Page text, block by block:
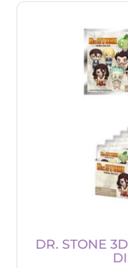
DR. STONE